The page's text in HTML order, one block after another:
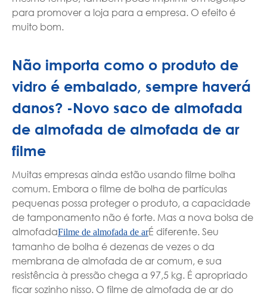
para promover a loja para a empresa. O efeito é
muito bom.
Não importa como o produto de
vidro é embalado, sempre haverá
danos? -Novo saco de almofada
de almofada de almofada de ar
filme
Muitas empresas ainda estão usando filme bolha
comum. Embora o filme de bolha de partículas
pequenas possa proteger o produto, a capacidade
de tamponamento não é forte. Mas a nova bolsa de
almofadaFilme de almofada de arÉ diferente. Seu
tamanho de bolha é dezenas de vezes o da
membrana de almofada de ar comum, e sua
resistência à pressão chega a 97,5 kg. É apropriado
ficar sozinho nisso. O filme de almofada de ar do